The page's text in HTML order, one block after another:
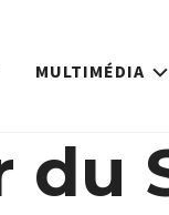
MULTIMÉDIA
du